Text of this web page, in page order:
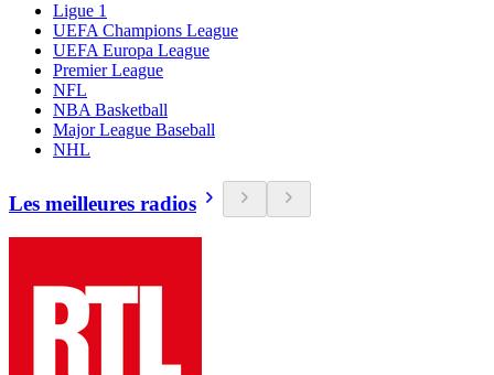
Ligue 1
UEFA Champions League
UEFA Europa League
Premier League
NFL
NBA Basketball
Major League Baseball
NHL
Les meilleures radios